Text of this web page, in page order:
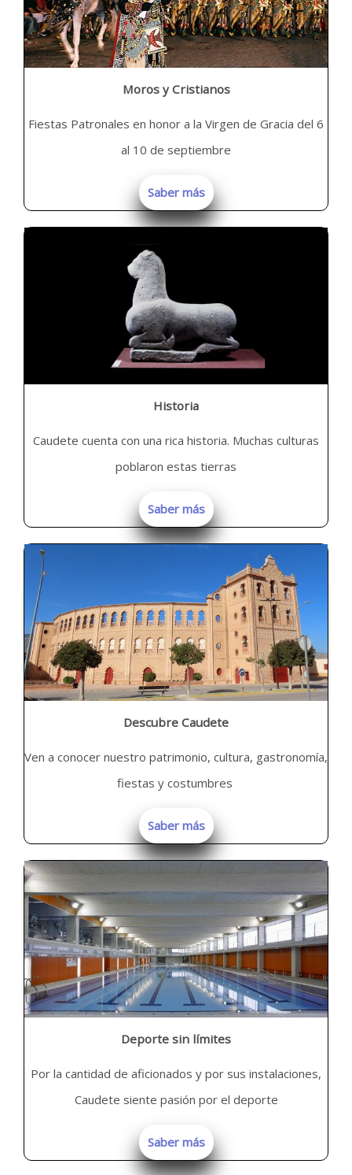
Moros y Cristianos
Fiestas Patronales en honor a la Virgen de Gracia del 6
al 10 de septiembre
Saber más
Historia
Caudete cuenta con una rica historia. Muchas culturas
poblaron estas tierras
Saber más
Descubre Caudete
Ven a conocer nuestro patrimonio, cultura, gastronomía,
fiestas y costumbres
Saber más
Deporte sin límites
Por la cantidad de aficionados y por sus instalaciones,
Caudete siente pasión por el deporte
Saber más